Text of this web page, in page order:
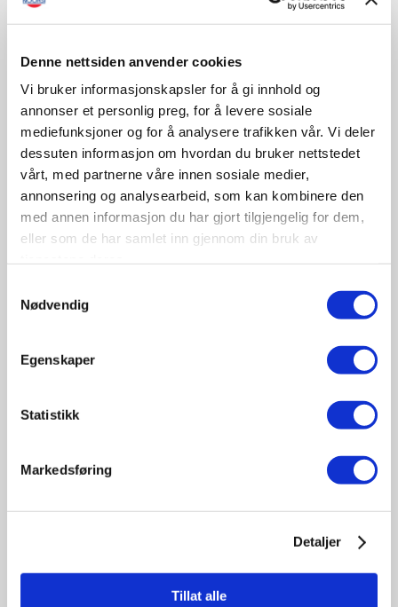
Denne nettsiden anvender cookies
Vi bruker informasjonskapsler for å gi innhold og
annonser et personlig preg, for å levere sosiale
mediefunksjoner og for å analysere trafikken vår. Vi deler
dessuten informasjon om hvordan du bruker nettstedet
vårt, med partnerne våre innen sosiale medier,
annonsering og analysearbeid, som kan kombinere den
med annen informasjon du har gjort tilgjengelig for dem,
eller som de har samlet inn gjennom din bruk av
Nødvendig
Egenskaper
Statistikk
Markedsføring
Detaljer
Tillat alle
November
09-10
November
11:30 - 17:00
Tungbilkonferansen 2026
Tungbil etterutdanning
19
Sted: Quality Hotel Ålesund | Sorenskriver Bulls gate 7